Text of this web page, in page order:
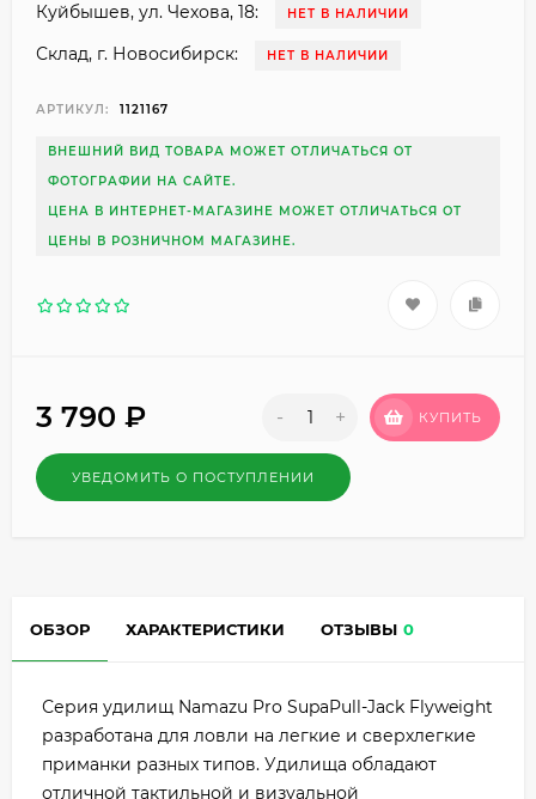
Куйбышев, ул. Чехова, 18: НЕТ В НАЛИЧИИ
Склад, г. Новосибирск: НЕТ В НАЛИЧИИ
АРТИКУЛ: 1121167
ВНЕШНИЙ ВИД ТОВАРА МОЖЕТ ОТЛИЧАТЬСЯ ОТ
ФОТОГРАФИИ НА САЙТЕ.
ЦЕНА В ИНТЕРНЕТ-МАГАЗИНЕ МОЖЕТ ОТЛИЧАТЬСЯ ОТ
ЦЕНЫ В РОЗНИЧНОМ МАГАЗИНЕ.
3 790 ₽ - + КУПИТЬ
УВЕДОМИТЬ О ПОСТУПЛЕНИИ
ОБЗОР ХАРАКТЕРИСТИКИ ОТЗЫВЫ 0
Серия удилищ Namazu Pro SupaPull-Jack Flyweight
разработана для ловли на легкие и сверхлегкие
приманки разных типов. Удилища обладают
отличной тактильной и визуальной